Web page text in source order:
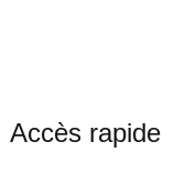
Accès rapide